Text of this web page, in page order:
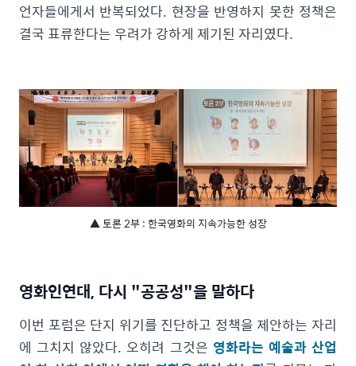
언자들에게서 반복되었다. 현장을 반영하지 못한 정책은
결국 표류한다는 우려가 강하게 제기된 자리였다.
▲ 토론 2부 : 한국영화의 지속가능한 성장
영화인연대, 다시 "공공성"을 말하다
이번 포럼은 단지 위기를 진단하고 정책을 제안하는 자리
에 그치지 않았다. 오히려 그것은 영화라는 예술과 산업